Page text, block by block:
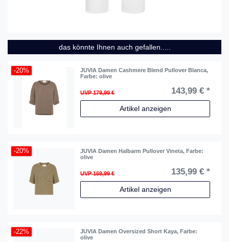
das könnte Ihnen auch gefallen.....
-20% JUVIA Damen Cashmere Blend Pullover Blanca,
Farbe: olive
UVP 179,99 € 143,99 € *
Artikel anzeigen
-20% JUVIA Damen Halbarm Pullover Vineta, Farbe:
olive
UVP 169,99 € 135,99 € *
Artikel anzeigen
-22% JUVIA Damen Oversized Short Kaya, Farbe:
olive